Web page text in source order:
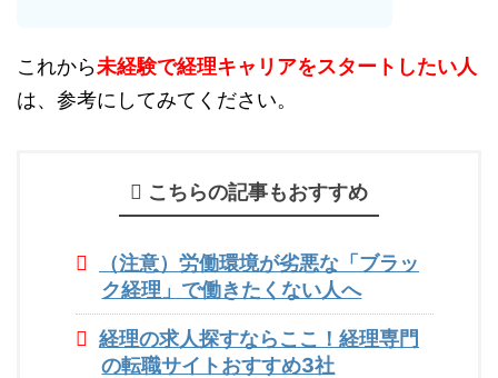
これから未経験で経理キャリアをスタートしたい人
は、参考にしてみてください。
こちらの記事もおすすめ
（注意）労働環境が劣悪な「ブラッ
ク経理」で働きたくない人へ
経理の求人探すならここ！経理専門
の転職サイトおすすめ3社